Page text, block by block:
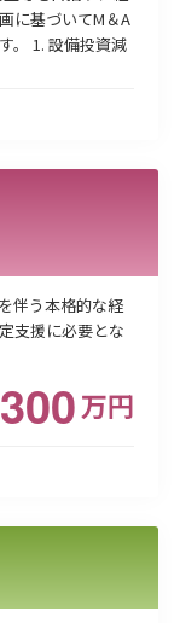
に基づいてM＆A
。 1. 設備投資減
伴う本格的な経
支援に必要とな
300万円